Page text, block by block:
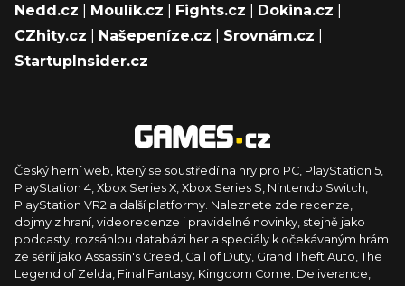
Nedd.cz
Moulík.cz Fights.cz Dokina.cz
CZhity.cz
Našepeníze.cz Srovnám.cz
StartupInsider.cz
Český herní web, který se soustředí na hry pro PC, PlayStation 5,
PlayStation 4, Xbox Series X, Xbox Series S, Nintendo Switch,
PlayStation VR2 a další platformy. Naleznete zde recenze,
dojmy z hraní, videorecenze i pravidelné novinky, stejně jako
podcasty, rozsáhlou databázi her a speciály k očekávaným hrám
ze sérií jako Assassin's Creed, Call of Duty, Grand Theft Auto, The
Legend of Zelda, Final Fantasy, Kingdom Come: Deliverance,